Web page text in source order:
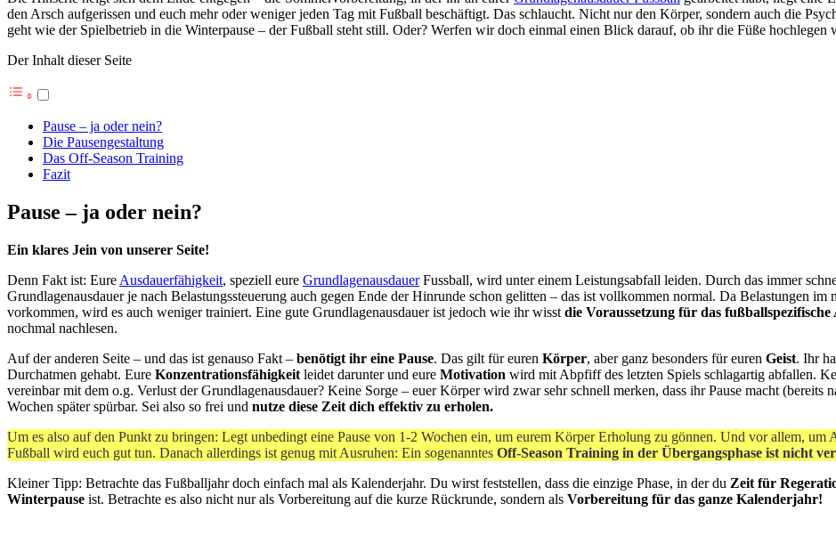
den Arsch aufgerissen und euch mehr oder weniger jeden Tag mit Fußball beschäftigt. Das schlaucht. Nicht nur den Körper, sondern auch die
geht wie der Spielbetrieb in die Winterpause – der Fußball steht still. Oder? Werfen wir doch einmal einen Blick darauf, ob ihr die Füße
Der Inhalt dieser Seite
Pause – ja oder nein?
Die Pausengestaltung
Das Off-Season Training
Fazit
Pause – ja oder nein?
Ein klares Jein von unserer Seite!
Denn Fakt ist: Eure Ausdauerfähigkeit, speziell eure GrundlagenausdauerFussball, wird unter einem Leistungsabfall leiden. Durch das immer
Grundlagenausdauer je nach Belastungssteuerung auch gegen Ende der Hinrunde schon gelitten – das ist vollkommen normal. Da Belastungen
vorkommen, wird es auch weniger trainiert. Eine gute Grundlagenausdauer ist jedoch wie ihr wisst die Voraussetzung für das
nochmal nachlesen.
Auf der anderen Seite – und das ist genauso Fakt – benötigt ihr eine Pause. Das gilt für euren Körper, aber ganz besonders für euren Geist. Ihr
Durchatmen gehabt. Eure Konzentrationsfähigkeit leidet darunter und eure Motivation wird mit Abpfiff des letzten Spiels schlagartig abfallen.
vereinbar mit dem o.g. Verlust der Grundlagenausdauer? Keine Sorge – euer Körper wird zwar sehr schnell merken, dass ihr Pause macht (bereits
Wochen später spürbar. Sei also so frei und nutze diese Zeit dich effektiv zu erholen.
Um es also auf den Punkt zu bringen: Legt unbedingt eine Pause von 1-2 Wochen ein, um eurem Körper Erholung zu gönnen. Und vor allem,
Fußball wird euch gut tun. Danach allerdings ist genug mit Ausruhen: Ein sogenanntes Off-Season Training in der Übergangsphase ist nicht
Kleiner Tipp: Betrachte das Fußballjahr doch einfach mal als Kalenderjahr. Du wirst feststellen, dass die einzige Phase, in der du Zeit für
Winterpause ist. Betrachte es also nicht nur als Vorbereitung auf die kurze Rückrunde, sondern als Vorbereitung für das ganze Kalenderjahr!